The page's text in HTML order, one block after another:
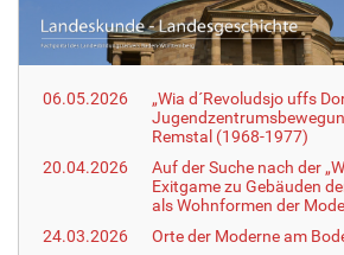
06.05.2026
„Wia d´Revoludsjo uffs
Remstal (1968-1977)
20.04.2026
Auf der Suche nach der
Exitgame zu Gebäuden
als Wohnformen der
24.03.2026
Orte der Moderne am